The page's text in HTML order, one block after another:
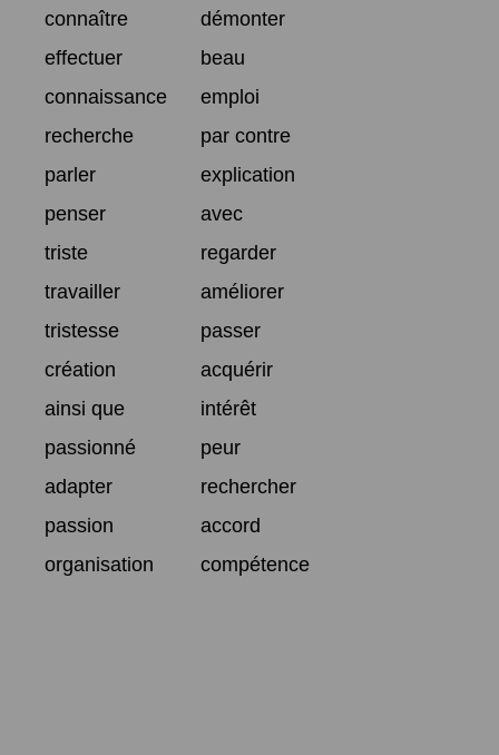
connaître
démonter
effectuer
beau
connaissance
emploi
recherche
par contre
parler
explication
penser
avec
triste
regarder
travailler
améliorer
tristesse
passer
création
acquérir
ainsi que
intérêt
passionné
peur
adapter
rechercher
passion
accord
organisation
compétence